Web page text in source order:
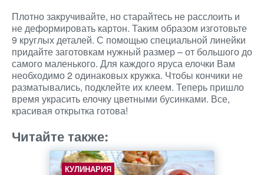
Плотно закручивайте, но старайтесь не расслоить и
не деформировать картон. Таким образом изготовьте
9 круглых деталей. С помощью специальной линейки
придайте заготовкам нужный размер – от большого до
самого маленького. Для каждого яруса елочки Вам
необходимо 2 одинаковых кружка. Чтобы кончики не
разматывались, подклейте их клеем. Теперь пришло
время украсить елочку цветными бусинками. Все,
красивая открытка готова!
Читайте также:
КУЛИНАРИЯ